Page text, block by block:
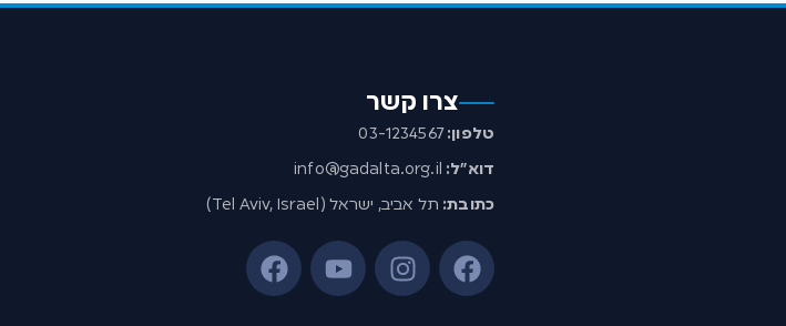
צרו קשר
טלפון:03-1234567
דוא”ל: info@gadalta.org.il
כתובת: תל אביב, ישראל (Tel Aviv, Israel)